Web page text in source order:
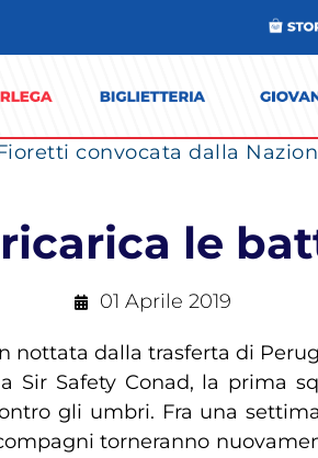
convocata dalla
le
01 Aprile 2019
nottata dalla trasferta di
Safety Conad, la prima
gli umbri. Fra una
torneranno